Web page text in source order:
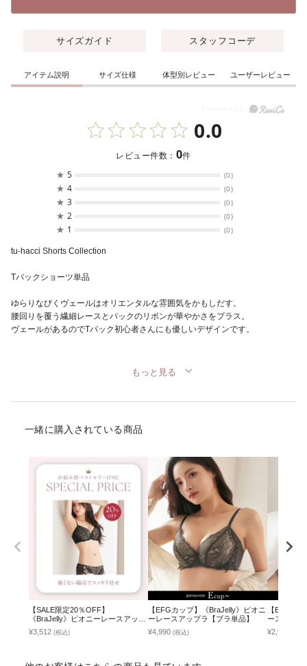
サイズガイド スタッフコーデ
アイテム説明 サイズ仕様 体型別レビュー ユーザーレビュー
0.0
レビュー件数： 0件
★ 5 (0)
★ 4 (0)
★ 3 (0)
★ 2 (0)
★ 1 (0)
tu-hacci Shorts Collection
Tバックショーツ単品
ゆらりなびくヴェールはオリエンタルな雰囲気をかもしだす。
腰回りを覆う繊細レースとバックのリボンが華やかさをプラス。
ヴェールがあるのでTバック初心者さんにも優しいデザインです。
もっと見る
一緒に購入されている商品
【SALE限定20％OFF】
《BraJelly》ピオニーレースアップ
ブラ＆ショーツ
¥3,512 (税込)
【EFGカップ】《BraJelly》ピオニ
ーレースアップラ【ブラ単品】
¥4,990 (税込)
【EFGカ
ースカシ
品】
¥2,992